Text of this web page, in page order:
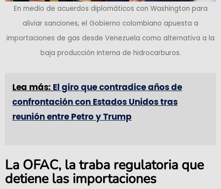
En medio de acuerdos diplomáticos con Washington para
aliviar sanciones, el Gobierno colombiano apuesta a
importaciones de gas desde Venezuela como alternativa a la
baja producción interna de hidrocarburos.
Lea más: El giro que contradice años de
confrontación con Estados Unidos tras
reunión entre Petro y Trump
La OFAC, la traba regulatoria que
detiene las importaciones